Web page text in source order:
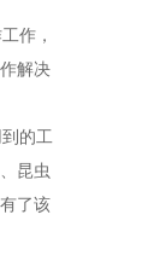
作，
解决
的工
昆虫
了该